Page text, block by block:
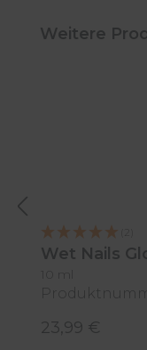
Produktgalerie
Weitere
Wet Nails
Regulärer
23,99 €